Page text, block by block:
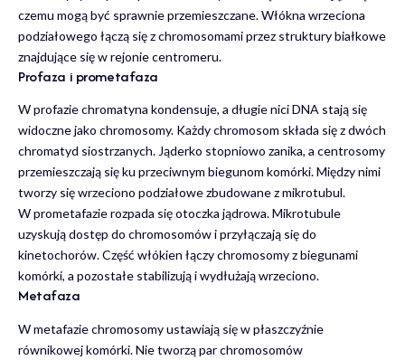
czemu mogą być sprawnie przemieszczane. Włókna wrzeciona
podziałowego łączą się z chromosomami przez struktury białkowe
znajdujące się w rejonie centromeru.
Profaza i prometafaza
W profazie chromatyna kondensuje, a długie nici DNA stają się
widoczne jako chromosomy. Każdy chromosom składa się z dwóch
chromatyd siostrzanych. Jąderko stopniowo zanika, a centrosomy
przemieszczają się ku przeciwnym biegunom komórki. Między nimi
tworzy się wrzeciono podziałowe zbudowane z mikrotubul.
W prometafazie rozpada się otoczka jądrowa. Mikrotubule
uzyskują dostęp do chromosomów i przyłączają się do
kinetochorów. Część włókien łączy chromosomy z biegunami
komórki, a pozostałe stabilizują i wydłużają wrzeciono.
Metafaza
W metafazie chromosomy ustawiają się w płaszczyźnie
równikowej komórki. Nie tworzą par chromosomów